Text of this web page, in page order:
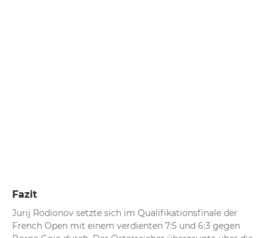
Fazit
Jurij Rodionov setzte sich im Qualifikationsfinale der
French Open mit einem verdienten 7:5 und 6:3 gegen